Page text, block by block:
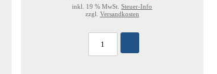
inkl. 19 % MwSt.Steuer-Info
zzgl. Versandkosten